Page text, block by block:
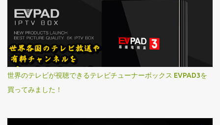
世界のテレビが視聴できるテレビチューナーボックス EVPAD3を
買ってみました！